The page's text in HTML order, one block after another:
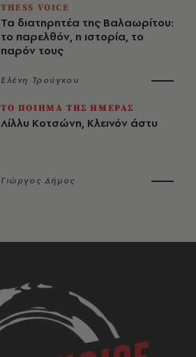
THESS VOICE
Τα διατηρητέα της Βαλαωρίτου:
το παρελθόν, η ιστορία, το
παρόν τους
Ελένη Τρούγκου
ΤΟ ΠΟΙΗΜΑ ΤΗΣ ΗΜΕΡΑΣ
Λίλλυ Κοτσώνη, Κλεινόν άστυ
Γιώργος Δήμος